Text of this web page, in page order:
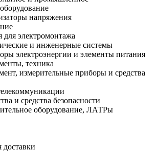
напряжения
для электромонтажа
и инженерные системы
электроэнергии и элементы питания
техника
измерительные приборы и средства
и средства безопасности
оборудование, ЛАТРы
доставки